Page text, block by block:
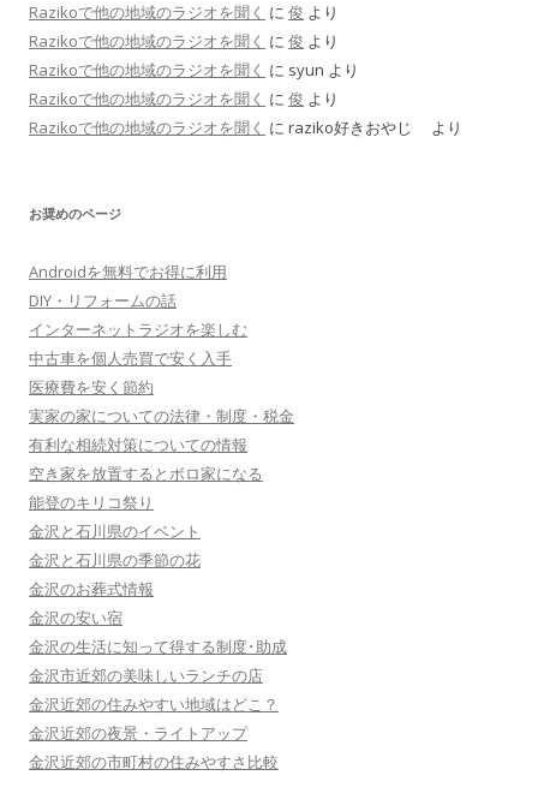
Razikoで他の地域のラジオを聞く に 俊 より
Razikoで他の地域のラジオを聞く に 俊 より
Razikoで他の地域のラジオを聞く に syun より
Razikoで他の地域のラジオを聞く に 俊 より
Razikoで他の地域のラジオを聞く に raziko好きおやじ より
お奨めのページ
Androidを無料でお得に利用
DIY・リフォームの話
インターネットラジオを楽しむ
中古車を個人売買で安く入手
医療費を安く節約
実家の家についての法律・制度・税金
有利な相続対策についての情報
空き家を放置するとボロ家になる
能登のキリコ祭り
金沢と石川県のイベント
金沢と石川県の季節の花
金沢のお葬式情報
金沢の安い宿
金沢の生活に知って得する制度･助成
金沢市近郊の美味しいランチの店
金沢近郊の住みやすい地域はどこ？
金沢近郊の夜景・ライトアップ
金沢近郊の市町村の住みやすさ比較